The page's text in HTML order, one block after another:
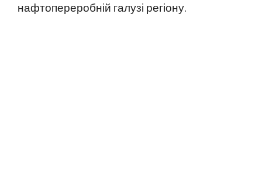
нафтопереробній галузі регіону.